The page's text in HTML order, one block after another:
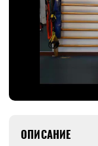
ОПИСАНИЕ